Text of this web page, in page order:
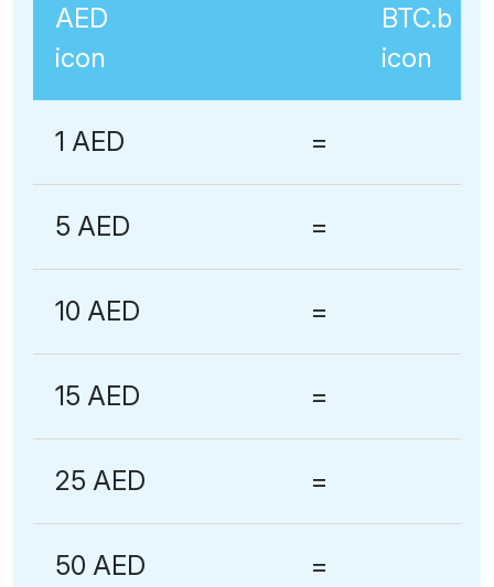
1 AED =
5 AED =
10 AED =
15 AED =
25 AED =
50 AED =